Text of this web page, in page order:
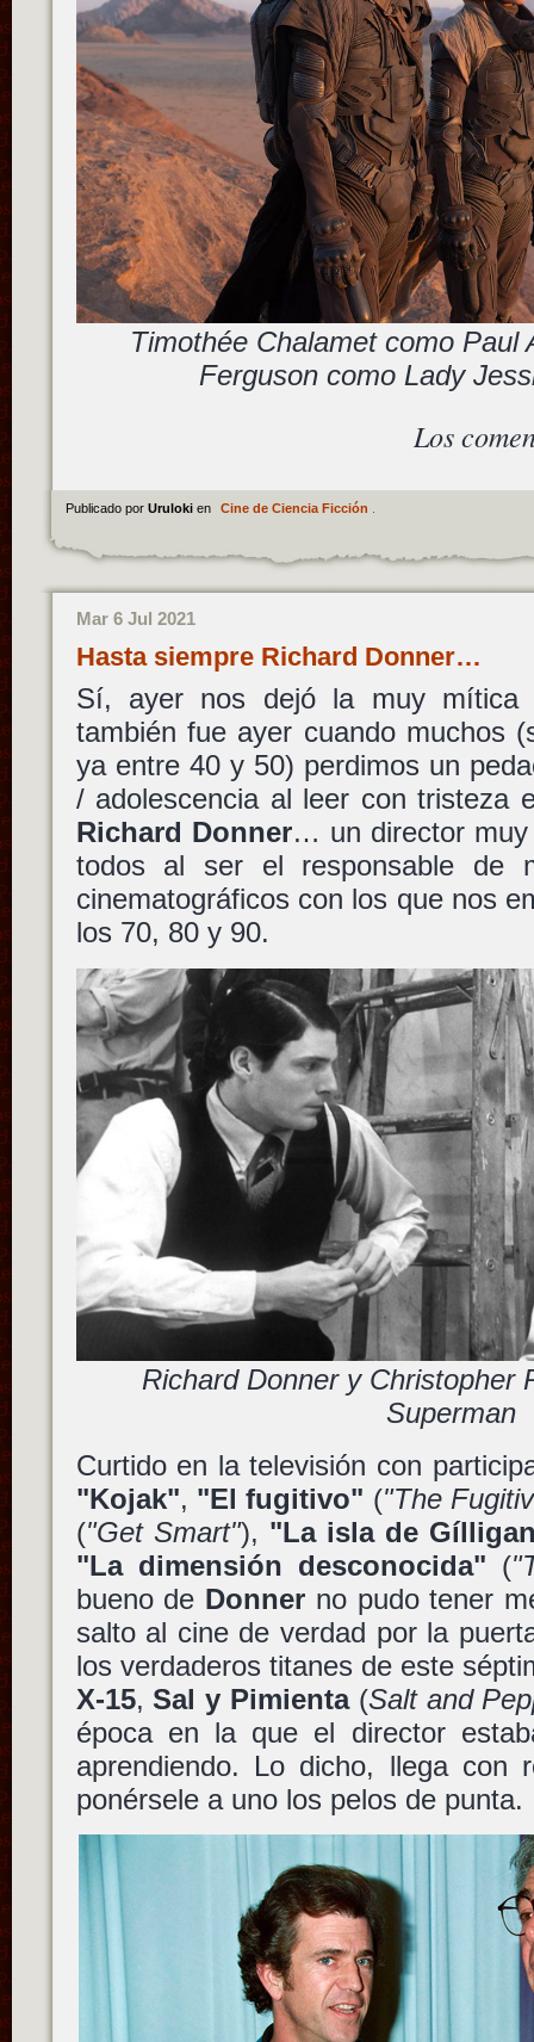
Timothée Chalamet como Paul
Ferguson como Lady
Los
Publicado por Uruloki en Cine de Ciencia Ficción .
Mar 6 Jul 2021
Hasta siempre Richard Donner…
Sí, ayer nos dejó la muy
también fue ayer cuando muchos
ya entre 40 y 50) perdimos un
/ adolescencia al leer con tristeza
Richard Donner… un director muy
todos al ser el responsable de
cinematográficos con los que nos
los 70, 80 y 90.
Richard Donner y Christopher
Superman
Curtido en la televisión con
"Kojak", "El fugitivo" ("The
("Get Smart"), "La isla de
"La dimensión desconocida" (
bueno de Donner no pudo tener
salto al cine de verdad por la
los verdaderos titanes de este
X-15,Sal y Pimienta(Salt and
época en la que el director
aprendiendo. Lo dicho, llega con
ponérsele a uno los pelos de punta.